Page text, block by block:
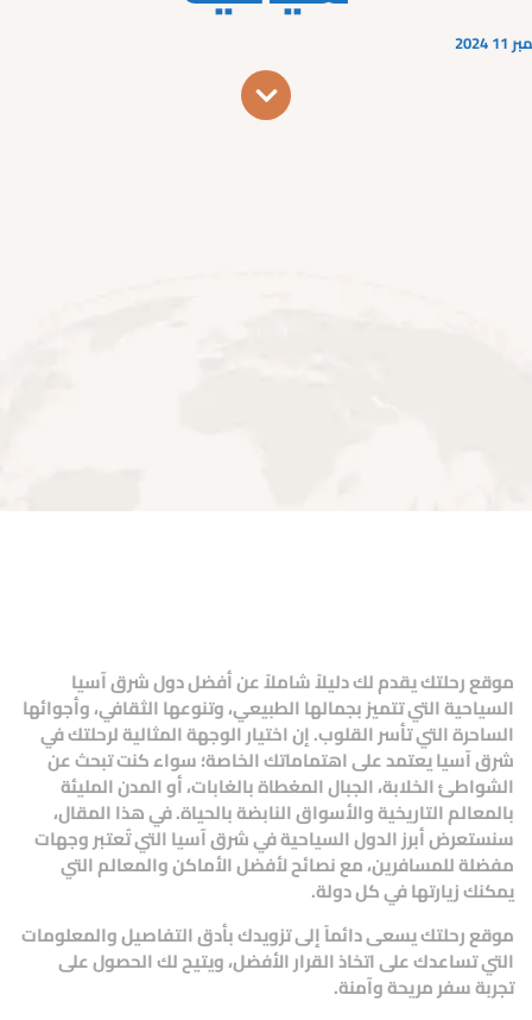
2024
موقعرحلتكيقدم لك دليلاً شاملاً عنأفضل دول شرق آسيا
السياحيةالتي تتميز بجمالها الطبيعي، وتنوعها الثقافي، وأجوائها
الساحرة التي تأسر القلوب. إن اختيار الوجهة المثالية لرحلتك في
شرق آسيا يعتمد على اهتماماتك الخاصة؛ سواء كنت تبحث عن
الشواطئ الخلابة، الجبال المغطاة بالغابات، أو المدن المليئة
بالمعالم التاريخية والأسواق النابضة بالحياة. في هذا المقال،
سنستعرض أبرز الدول السياحية في شرق آسيا التي تُعتبر وجهات
مفضلة للمسافرين، مع نصائح لأفضل الأماكن والمعالم التي
يمكنك زيارتها في كل دولة.
موقعرحلتكيسعى دائماً إلى تزويدك بأدق التفاصيل والمعلومات
التي تساعدك على اتخاذ القرار الأفضل، ويتيح لك الحصول على
تجربة سفر مريحة وآمنة.